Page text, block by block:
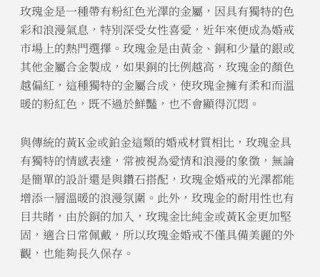
玫瑰金是一種帶有粉紅色光澤的金屬，因具有獨特的色
彩和浪漫氣息，特別深受女性喜愛，近年來便成為婚戒
市場上的熱門選擇。玫瑰金是由黃金、銅和少量的銀或
其他金屬合金製成，如果銅的比例越高，玫瑰金的顏色
越偏紅，這種獨特的金屬合成，使玫瑰金擁有柔和而溫
暖的粉紅色，既不過於鮮豔，也不會顯得沉悶。
與傳統的黃K金或鉑金這類的婚戒材質相比，玫瑰金具
有獨特的情感表達，常被視為愛情和浪漫的象徵，無論
是簡單的設計還是與鑽石搭配，玫瑰金婚戒的光澤都能
增添一層溫暖的浪漫氛圍。此外，玫瑰金的耐用性也有
目共睹，由於銅的加入，玫瑰金比純金或黃K金更加堅
固，適合日常佩戴，所以玫瑰金婚戒不僅具備美麗的外
觀，也能夠長久保存。